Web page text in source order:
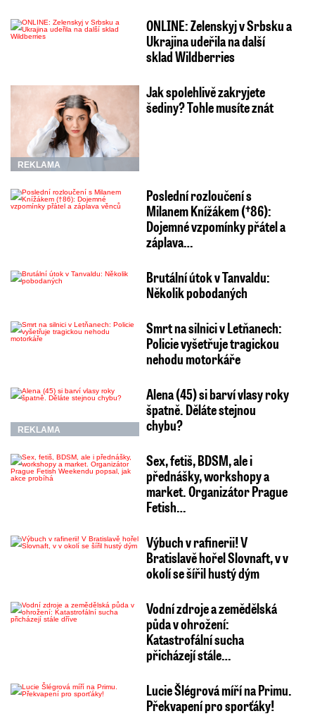
ONLINE: Zelenskyj v Srbsku a
Ukrajina udeřila na další
sklad Wildberries
REKLAMA
Jak spolehlivě zakryjete
šediny? Tohle musíte znát
Poslední rozloučení s
Milanem Knížákem (†86):
Dojemné vzpomínky přátel a
záplava…
Brutální útok v Tanvaldu:
Několik pobodaných
Smrt na silnici v Letňanech:
Policie vyšetřuje tragickou
nehodu motorkáře
REKLAMA
Alena (45) si barví vlasy roky
špatně. Děláte stejnou
chybu?
Sex, fetiš, BDSM, ale i
přednášky, workshopy a
market. Organizátor Prague
Fetish…
Výbuch v rafinerii! V
Bratislavě hořel Slovnaft, v v
okolí se šířil hustý dým
Vodní zdroje a zemědělská
půda v ohrožení:
Katastrofální sucha
přicházejí stále…
Lucie Šlégrová míří na Primu.
Překvapení pro sporťáky!